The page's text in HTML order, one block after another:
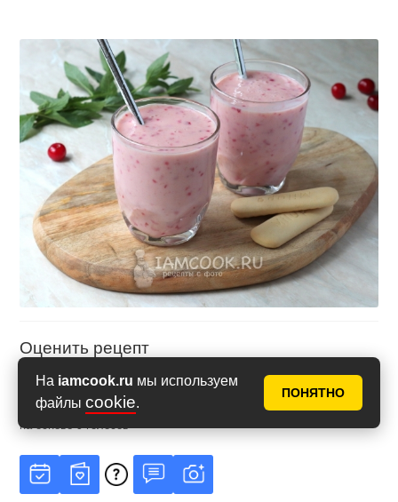
На iamcook.ru мы используем
файлы cookie.
ПОНЯТНО
Оценить рецепт
Рейтинг4.89из5
на основе9голосов